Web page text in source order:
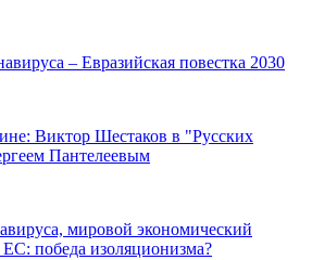
– Евразийская повестка 2030
Виктор Шестаков в "Русских
Пантелеевым
мировой экономический
победа изоляционизма?